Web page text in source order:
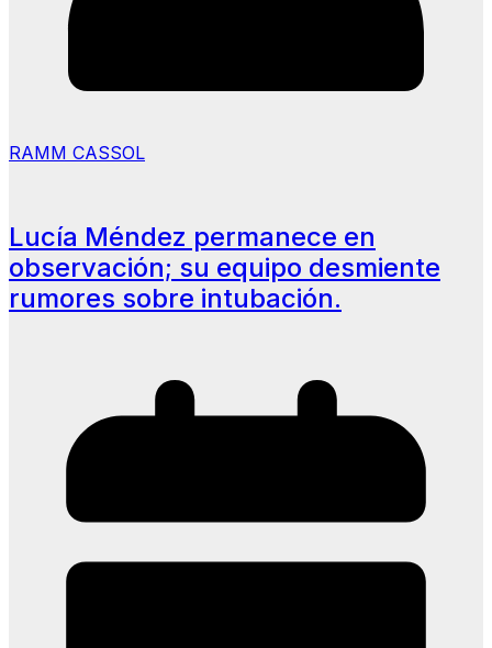
RAMM CASSOL
Lucía Méndez permanece en
observación; su equipo desmiente
rumores sobre intubación.